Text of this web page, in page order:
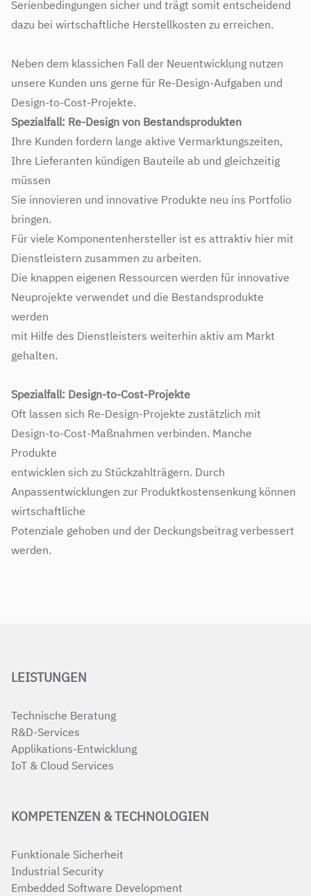
Serienbedingungen sicher und trägt somit entscheidend
dazu bei wirtschaftliche Herstellkosten zu erreichen.
Neben dem klassichen Fall der Neuentwicklung nutzen
unsere Kunden uns gerne für Re-Design-Aufgaben und
Design-to-Cost-Projekte.
Spezialfall: Re-Design von Bestandsprodukten
Ihre Kunden fordern lange aktive Vermarktungszeiten,
Ihre Lieferanten kündigen Bauteile ab und gleichzeitig
müssen
Sie innovieren und innovative Produkte neu ins Portfolio
bringen.
Für viele Komponentenhersteller ist es attraktiv hier mit
Dienstleistern zusammen zu arbeiten.
Die knappen eigenen Ressourcen werden für innovative
Neuprojekte verwendet und die Bestandsprodukte
werden
mit Hilfe des Dienstleisters weiterhin aktiv am Markt
gehalten.
Spezialfall: Design-to-Cost-Projekte
Oft lassen sich Re-Design-Projekte zustätzlich mit
Design-to-Cost-Maßnahmen verbinden. Manche
Produkte
entwicklen sich zu Stückzahlträgern. Durch
Anpassentwicklungen zur Produktkostensenkung können
wirtschaftliche
Potenziale gehoben und der Deckungsbeitrag verbessert
werden.
LEISTUNGEN
Technische Beratung
R&D-Services
Applikations-Entwicklung
IoT & Cloud Services
KOMPETENZEN & TECHNOLOGIEN
Funktionale Sicherheit
Industrial Security
Embedded Software Development